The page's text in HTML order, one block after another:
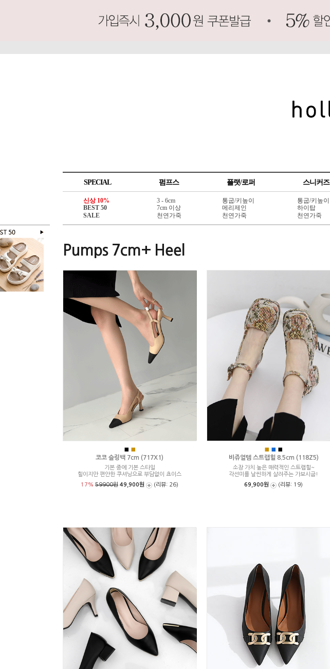
SPECIAL 펌프스 플랫/로퍼 스니커즈
신상 10%
BEST 50
SALE
3 - 6cm
7cm 이상
천연가죽
통굽/키높이
메리제인
천연가죽
통굽/키높이
하이탑
천연가죽
Pumps 7cm+ Heel
■ ■
코코 슬링백 7cm (717X1)
기본 중에 기본 스타일
힐이지만 편안한 쿠셔닝으로 부담없이 쵸이스
17% 59900원 49,900원 (리뷰: 26)
■ ■ ■
비쥬얼템 스트랩힐 8.5cm (118Z5)
소장 가치 높은 매력적인 스트랩힐~
각선미를 날씬하게 살려주는 가보시굽!
69,900원
(리뷰: 19)